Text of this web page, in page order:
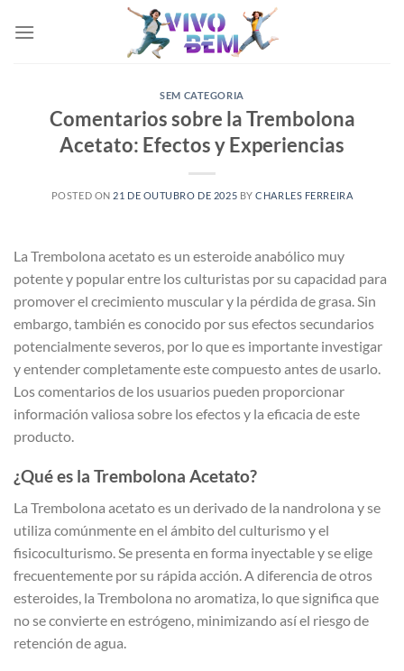
SEM CATEGORIA
Comentarios sobre la Trembolona
Acetato: Efectos y Experiencias
POSTED ON 21 DE OUTUBRO DE 2025 BYCHARLES FERREIRA
La Trembolona acetato es un esteroide anabólico muy
potente y popular entre los culturistas por su capacidad para
promover el crecimiento muscular y la pérdida de grasa. Sin
embargo, también es conocido por sus efectos secundarios
potencialmente severos, por lo que es importante investigar
y entender completamente este compuesto antes de usarlo.
Los comentarios de los usuarios pueden proporcionar
información valiosa sobre los efectos y la eficacia de este
producto.
¿Qué es la Trembolona Acetato?
La Trembolona acetato es un derivado de la nandrolona y se
utiliza comúnmente en el ámbito del culturismo y el
fisicoculturismo. Se presenta en forma inyectable y se elige
frecuentemente por su rápida acción. A diferencia de otros
esteroides, la Trembolona no aromatiza, lo que significa que
no se convierte en estrógeno, minimizando así el riesgo de
retención de agua.